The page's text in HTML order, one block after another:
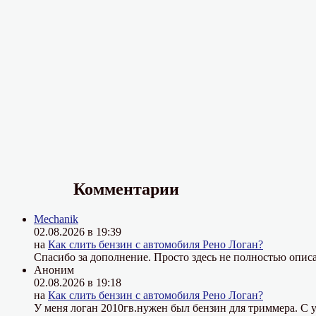
Комментарии
Mechanik
02.08.2026 в 19:39
на Как слить бензин с автомобиля Рено Логан?
Спасибо за дополнение. Просто здесь не полностью
Аноним
02.08.2026 в 19:18
на Как слить бензин с автомобиля Рено Логан?
У меня логан 2010гв.нужен был бензин для триммера. С